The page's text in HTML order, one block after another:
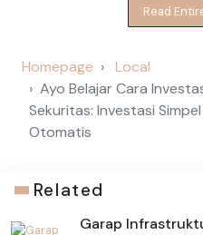
Read
Homepage
Local
Ayo Belajar Cara
Sekuritas: Investasi
Otomatis
Related
Garap